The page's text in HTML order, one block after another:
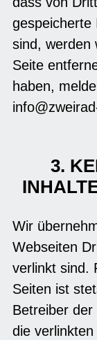
gespeicherte
sind, werden
Seite
haben,
3.
Wir
Webseiten
verlinkt sind.
Seiten ist
Betreiber
die